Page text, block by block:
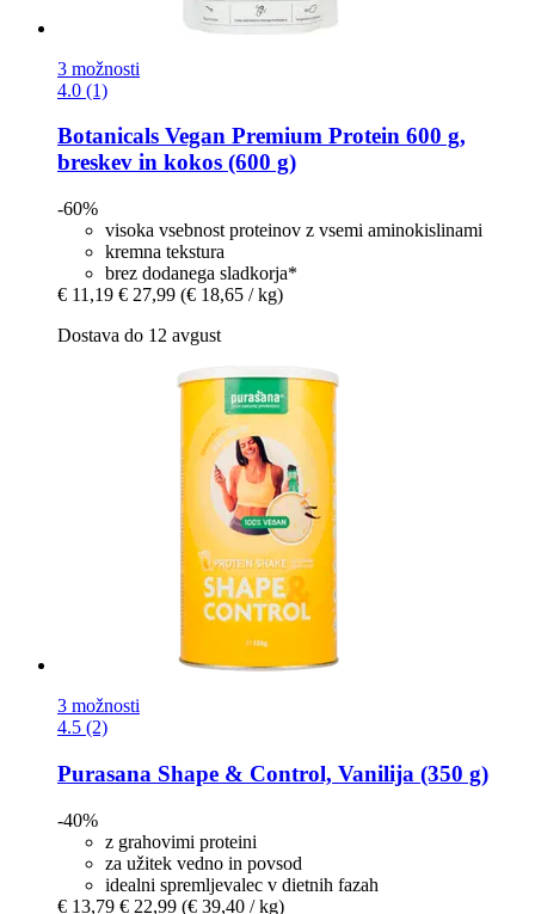
3 možnosti
4.0 (1)
Botanicals Vegan Premium Protein 600 g,
breskev in kokos (600 g)
-60%
visoka vsebnost proteinov z vsemi aminokislinami
kremna tekstura
brez dodanega sladkorja*
€ 11,19 € 27,99 (€ 18,65 / kg)
Dostava do 12 avgust
3 možnosti
4.5 (2)
Purasana Shape & Control, Vanilija (350 g)
-40%
z grahovimi proteini
za užitek vedno in povsod
idealni spremljevalec v dietnih fazah
€ 13,79 € 22,99 (€ 39,40 / kg)